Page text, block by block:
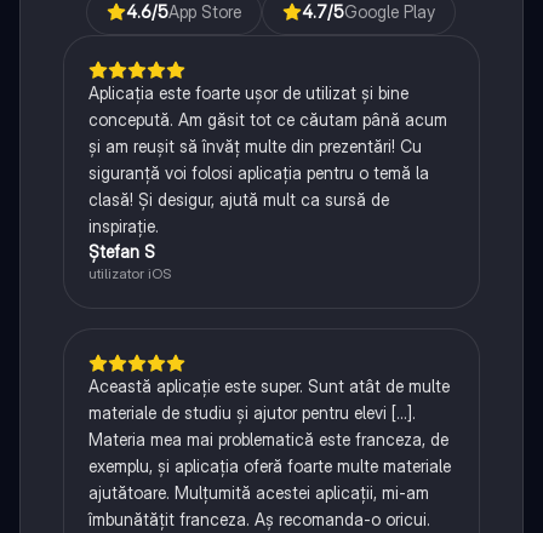
4.6/5App Store 4.7/5Google Play
Aplicația este foarte ușor de utilizat și bine
concepută. Am găsit tot ce căutam până acum
și am reușit să învăț multe din prezentări! Cu
siguranță voi folosi aplicația pentru o temă la
clasă! Și desigur, ajută mult ca sursă de
inspirație.
Ștefan S
utilizator iOS
Această aplicație este super. Sunt atât de multe
materiale de studiu și ajutor pentru elevi [...].
Materia mea mai problematică este franceza, de
exemplu, și aplicația oferă foarte multe materiale
ajutătoare. Mulțumită acestei aplicații, mi-am
îmbunătățit franceza. Aș recomanda-o oricui.